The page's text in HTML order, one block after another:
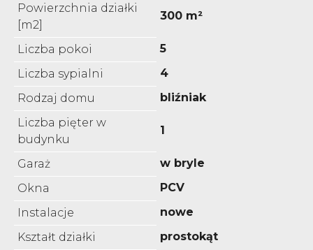
Powierzchnia działki
[m2]
300 m²
Liczba pokoi
5
Liczba sypialni
4
Rodzaj domu
bliźniak
Liczba pięter w
budynku
1
Garaż
w bryle
Okna
PCV
Instalacje
nowe
Kształt działki
prostokąt